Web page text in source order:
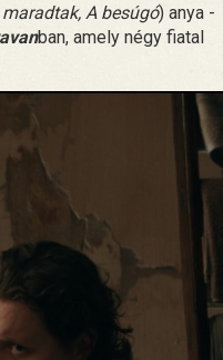
A besúgó) anya -
ban, amely négy fiatal